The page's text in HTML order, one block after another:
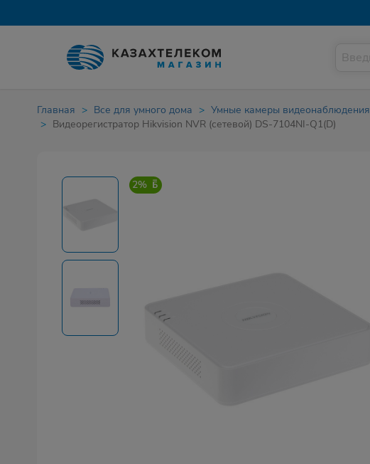
Главная Все для умного дома Умные камеры видеонаблюдения
Видеорегистратор Hikvision NVR (сетевой) DS-7104NI-Q1(D)
2%